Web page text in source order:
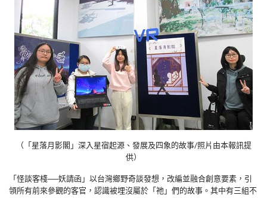
（「星落月影閣」深入星宿起源、發展及四象的故事/照片由本報訊提
供）
「怪談客棧──妖請函」以台灣鄉野奇談發想，改編並融合創意要素，引
領所有前來參觀的客官，認識被埋沒屬於「祂」們的故事。其中有三組不